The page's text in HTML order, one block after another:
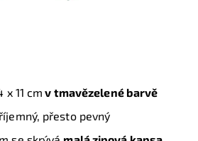
x 11 cm v tmavězelené barvě
přesto pevný